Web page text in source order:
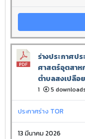
ร่างประกาศป
ศาสตร์อุตสาห
ตำบลสงเปลือ
1 5
ประกาศร่าง TOR
13 มีนาคม 2026